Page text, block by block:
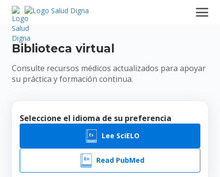
Biblioteca virtual
Consulte recursos médicos actualizados para apoyar
su práctica y formación continua.
Seleccione el idioma de su preferencia
Lee SciELO
Read PubMed